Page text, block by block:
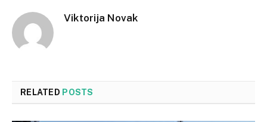
Viktorija Novak
RELATED POSTS